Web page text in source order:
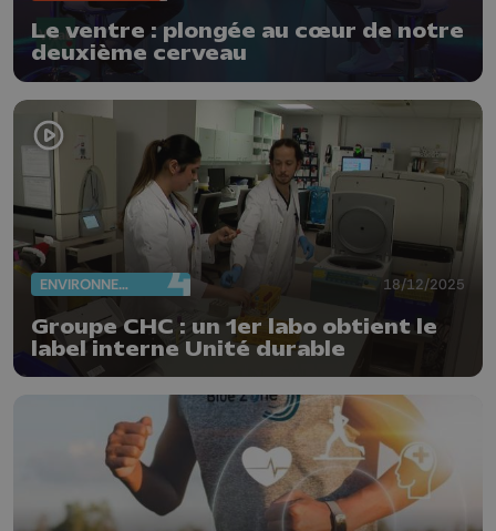
Le ventre : plongée au cœur de notre
deuxième cerveau
ENVIRONNEMENT 18/12/2025
Groupe CHC : un 1er labo obtient le
label interne Unité durable